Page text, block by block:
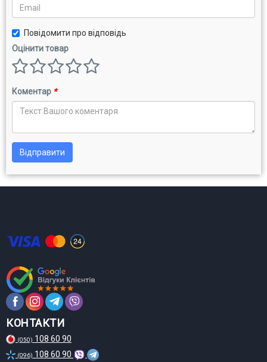
Повідомити про відповідь
Оцінити товар
Коментар *
Відправити
КОНТАКТИ
(050) 108 60 90
(096) 108 60 90